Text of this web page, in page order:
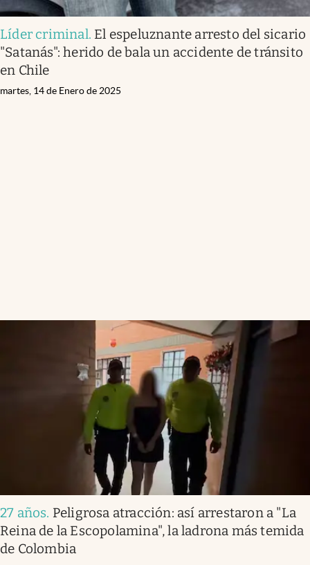
Líder criminal. El espeluznante arresto del sicario
"Satanás": herido de bala un accidente de tránsito
en Chile
martes, 14 de Enero de 2025
27 años. Peligrosa atracción: así arrestaron a "La
Reina de la Escopolamina", la ladrona más temida
de Colombia